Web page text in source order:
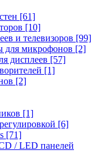
[61]
[10]
и телевизоров [99]
для микрофонов [2]
дисплеев [57]
[1]
[2]
[1]
[6]
[71]
/ LED панелей